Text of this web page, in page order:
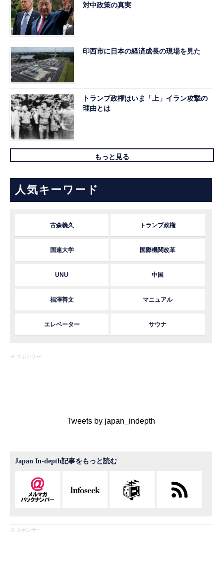
対中政策の真実
印西市に日本の経済成長の現場を見た
トランプ政権はいま「上」イラン攻撃の
理由とは
もっと見る
人気キーワード
古森義久 トランプ政権
国連大学 国際機関改革
UNU 中国
福澤善文 マニュアル
エレベーター サウナ
※ スポンサー
Tweets by japan_indepth
Japan In-depth記事をもっと読む
※ スポンサー